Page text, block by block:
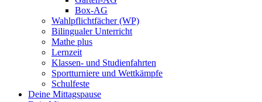
Box-AG
Wahlpflichtfächer (WP)
Bilingualer Unterricht
Mathe plus
Lernzeit
Klassen- und Studienfahrten
Sportturniere und Wettkämpfe
Schulfeste
Deine Mittagspause